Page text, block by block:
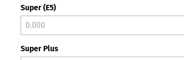
Super (E5)
Super Plus